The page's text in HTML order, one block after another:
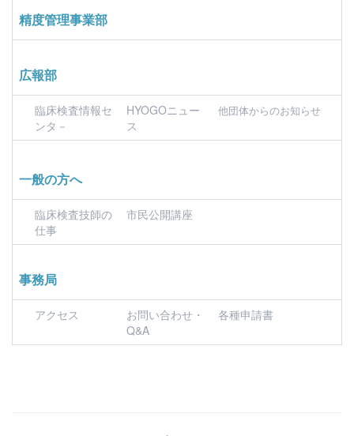
精度管理事業部
広報部
臨床検査情報セ
ンタ－
HYOGOニュー
ス
他団体からのお知らせ
一般の方へ
臨床検査技師の
仕事
市民公開講座
事務局
アクセス
お問い合わせ・
Q&A
各種申請書